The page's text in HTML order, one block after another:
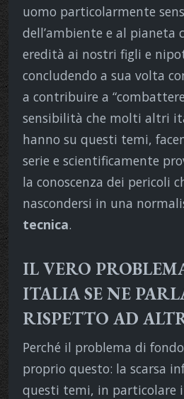
uomo particolarmente
dell’ambiente e al pianeta
eredità ai nostri figli e
concludendo a sua volta
a contribuire a
sensibilità che molti altri
hanno su questi temi,
serie e scientificamente
la conoscenza dei pericoli
nascondersi in una
tecnica.
IL VERO
ITALIA SE NE
RISPETTO AD
Perché il problema di
proprio questo: la scarsa
questi temi, in particolare